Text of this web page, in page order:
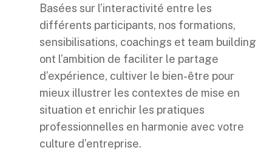
Basées sur l’interactivité entre les
différents participants, nos formations,
sensibilisations, coachings et team building
ont l’ambition de faciliter le partage
d’expérience, cultiver le bien-être pour
mieux illustrer les contextes de mise en
situation et enrichir les pratiques
professionnelles en harmonie avec votre
culture d’entreprise.